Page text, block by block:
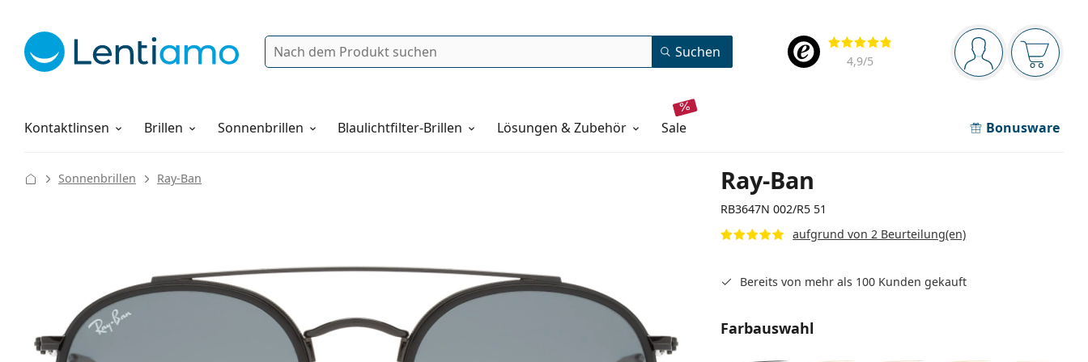
Navigationsleiste
Sie sind Der
Bewertung
4,9/5
Suche Suchen
Kontaktlinsen
Pflegemittel Brillen Sonnenbrillen Blaulichtfilter-Brillen Lösungen & Zubehör sale Bonusware
Alles über den Einkauf
Ray-Ban
RB3647N 002/R5 51
aufgrund von 2 Beurteilung(en)
Sonnenbrillen Ray-Ban
Bereits von mehr als 100 Kunden gekauft
Farbauswahl